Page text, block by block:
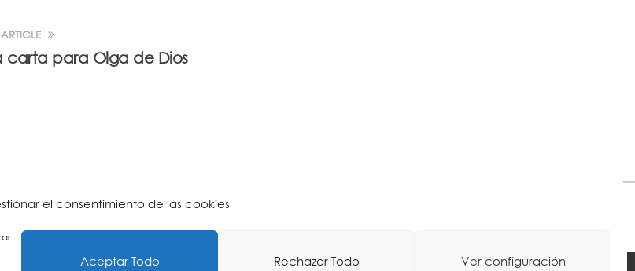
el consentimiento de las cookies
Aceptar Todo Rechazar Todo Ver configuración
carta para Olga de Dios